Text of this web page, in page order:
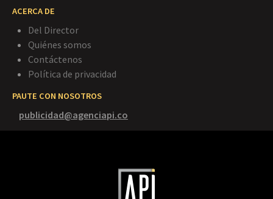
ACERCA DE
Del Director
Quiénes somos
Contáctenos
Política de privacidad
PAUTE CON NOSOTROS
publicidad@agenciapi.co